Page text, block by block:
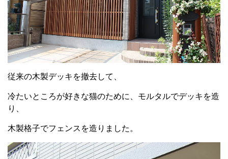
従来の木製デッキを撤去して、
冷たいところが好きな猫のために、モルタルでデッキを造
り、
木製格子でフェンスを造りました。